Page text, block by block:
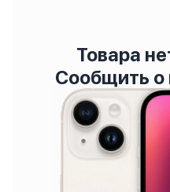
Товара
Сообщить о